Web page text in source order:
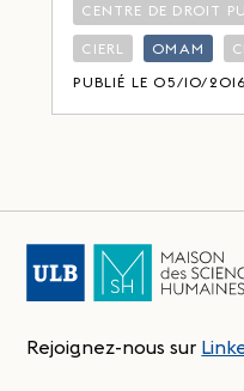
CENTRE DE DROIT
CIERL OMAM
PUBLIÉ LE 05/10/2016
Rejoignez-nous sur